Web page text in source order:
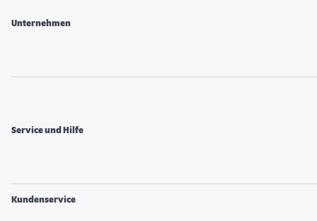
Unternehmen
Service und Hilfe
Kundenservice